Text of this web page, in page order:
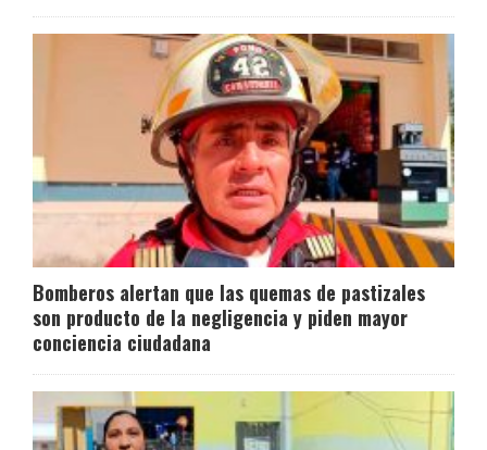
Bomberos alertan que las quemas de pastizales
son producto de la negligencia y piden mayor
conciencia ciudadana